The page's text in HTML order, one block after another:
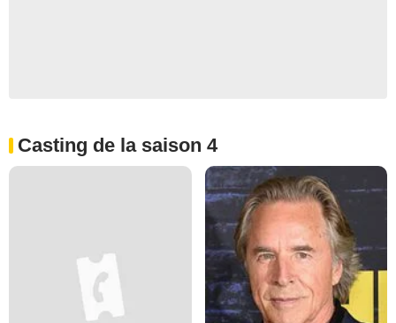
Casting de la saison 4